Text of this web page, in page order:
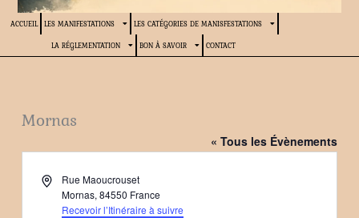
ACCUEIL LES MANIFESTATIONS LES CATÉGORIES DE MANISFESTATIONS
LA RÉGLEMENTATION BON À SAVOIR CONTACT
Mornas
« Tous les Évènements
AdresseRue Maoucrouset
Mornas, 84550 France
Recevoir l’Itinéraire à suivre